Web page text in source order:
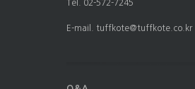
Tel. 02-572-7245
E-mail. tuffkote@tuffkote.co.kr